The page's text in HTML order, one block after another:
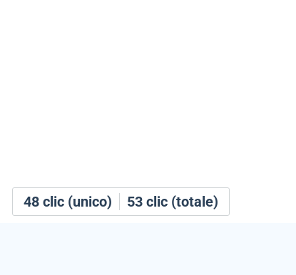
48 clic (unico) 53 clic (totale)